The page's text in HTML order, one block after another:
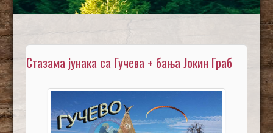
Стазама јунака са Гучева + бања Јокин Граб